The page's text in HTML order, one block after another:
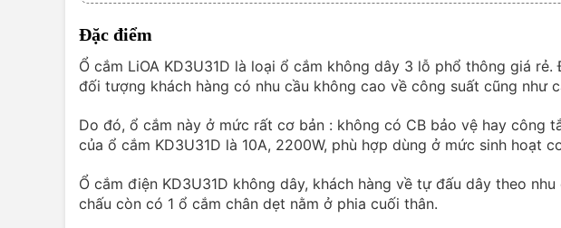
Đặc điểm
Ổ cắm LiOA KD3U31D là loại ổ cắm không dây 3 lỗ phổ thông giá
đối tượng khách hàng có nhu cầu không cao về công suất cũng như
Do đó, ổ cắm này ở mức rất cơ bản : không có CB bảo vệ hay công
của ổ cắm KD3U31D là 10A, 2200W, phù hợp dùng ở mức sinh hoạt
Ổ cắm điện KD3U31D không dây, khách hàng về tự đấu dây theo
chấu còn có 1 ổ cắm chân dẹt nằm ở phia cuối thân.